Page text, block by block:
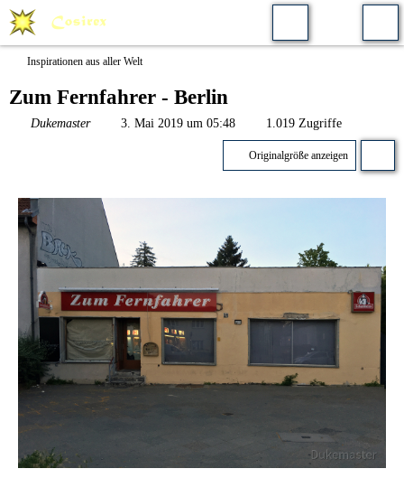
Inspirationen aus aller Welt
Zum Fernfahrer - Berlin
Dukemaster 3. Mai 2019 um 05:48 1.019 Zugriffe
Originalgröße anzeigen